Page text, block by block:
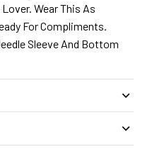
Wear This As
For Compliments.
Sleeve And Bottom